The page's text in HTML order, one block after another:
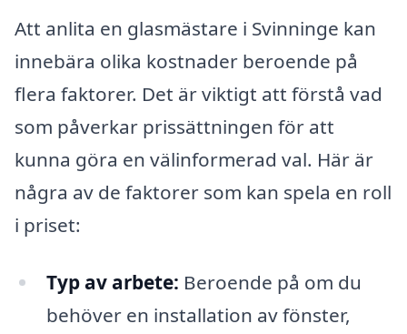
Att anlita en glasmästare i Svinninge kan
innebära olika kostnader beroende på
flera faktorer. Det är viktigt att förstå vad
som påverkar prissättningen för att
kunna göra en välinformerad val. Här är
några av de faktorer som kan spela en roll
i priset:
Typ av arbete: Beroende på om du
behöver en installation av fönster,